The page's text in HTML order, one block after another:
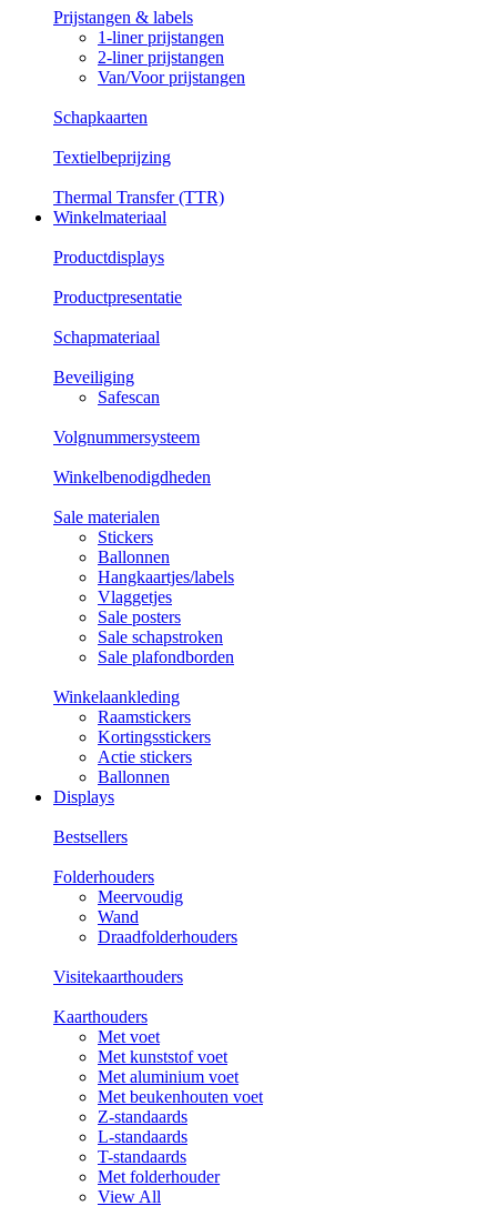
Prijstangen & labels
1-liner prijstangen
2-liner prijstangen
Van/Voor prijstangen
Schapkaarten
Textielbeprijzing
Thermal Transfer (TTR)
Winkelmateriaal
Productdisplays
Productpresentatie
Schapmateriaal
Beveiliging
Safescan
Volgnummersysteem
Winkelbenodigdheden
Sale materialen
Stickers
Ballonnen
Hangkaartjes/labels
Vlaggetjes
Sale posters
Sale schapstroken
Sale plafondborden
Winkelaankleding
Raamstickers
Kortingsstickers
Actie stickers
Ballonnen
Displays
Bestsellers
Folderhouders
Meervoudig
Wand
Draadfolderhouders
Visitekaarthouders
Kaarthouders
Met voet
Met kunststof voet
Met aluminium voet
Met beukenhouten voet
Z-standaards
L-standaards
T-standaards
Met folderhouder
View All